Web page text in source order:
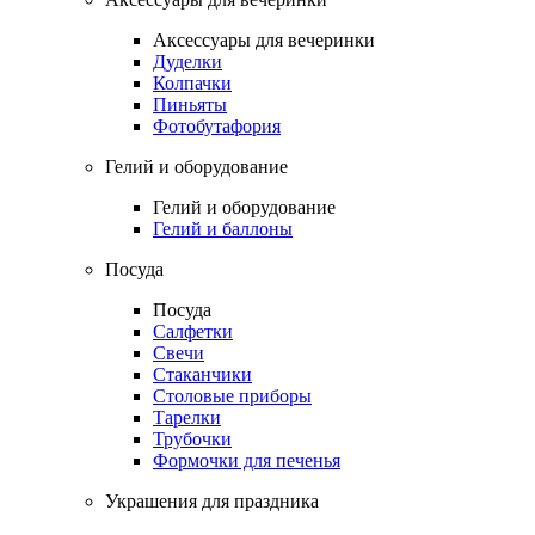
Аксессуары для вечеринки
Дуделки
Колпачки
Пиньяты
Фотобутафория
Гелий и оборудование
Гелий и оборудование
Гелий и баллоны
Посуда
Посуда
Салфетки
Свечи
Стаканчики
Столовые приборы
Тарелки
Трубочки
Формочки для печенья
Украшения для праздника